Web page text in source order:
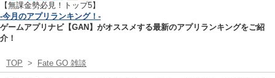
【無課金勢必見！トップ5】
-今月のアプリランキング！-
ゲームアプリナビ【GAN】がオススメする最新のアプリランキングをご紹
介！
TOP > Fate GO 雑談